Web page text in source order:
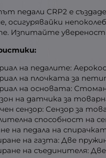
педали CRP2 е
осигурявайки
Изпитайте
на педалите:
на плочката за
на основата:
на датчика за
сензор: Сензор за
способност на
на педала на
на газта: Две
на съединителя: